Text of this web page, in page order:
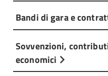
Bandi di gara e
Sovvenzioni,
economici